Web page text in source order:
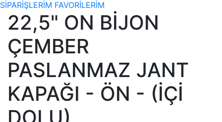
SİPARİŞLERİM FAVORİLERİM
22,5" ON BİJON
ÇEMBER
PASLANMAZ JANT
KAPAĞI - ÖN - (İÇİ